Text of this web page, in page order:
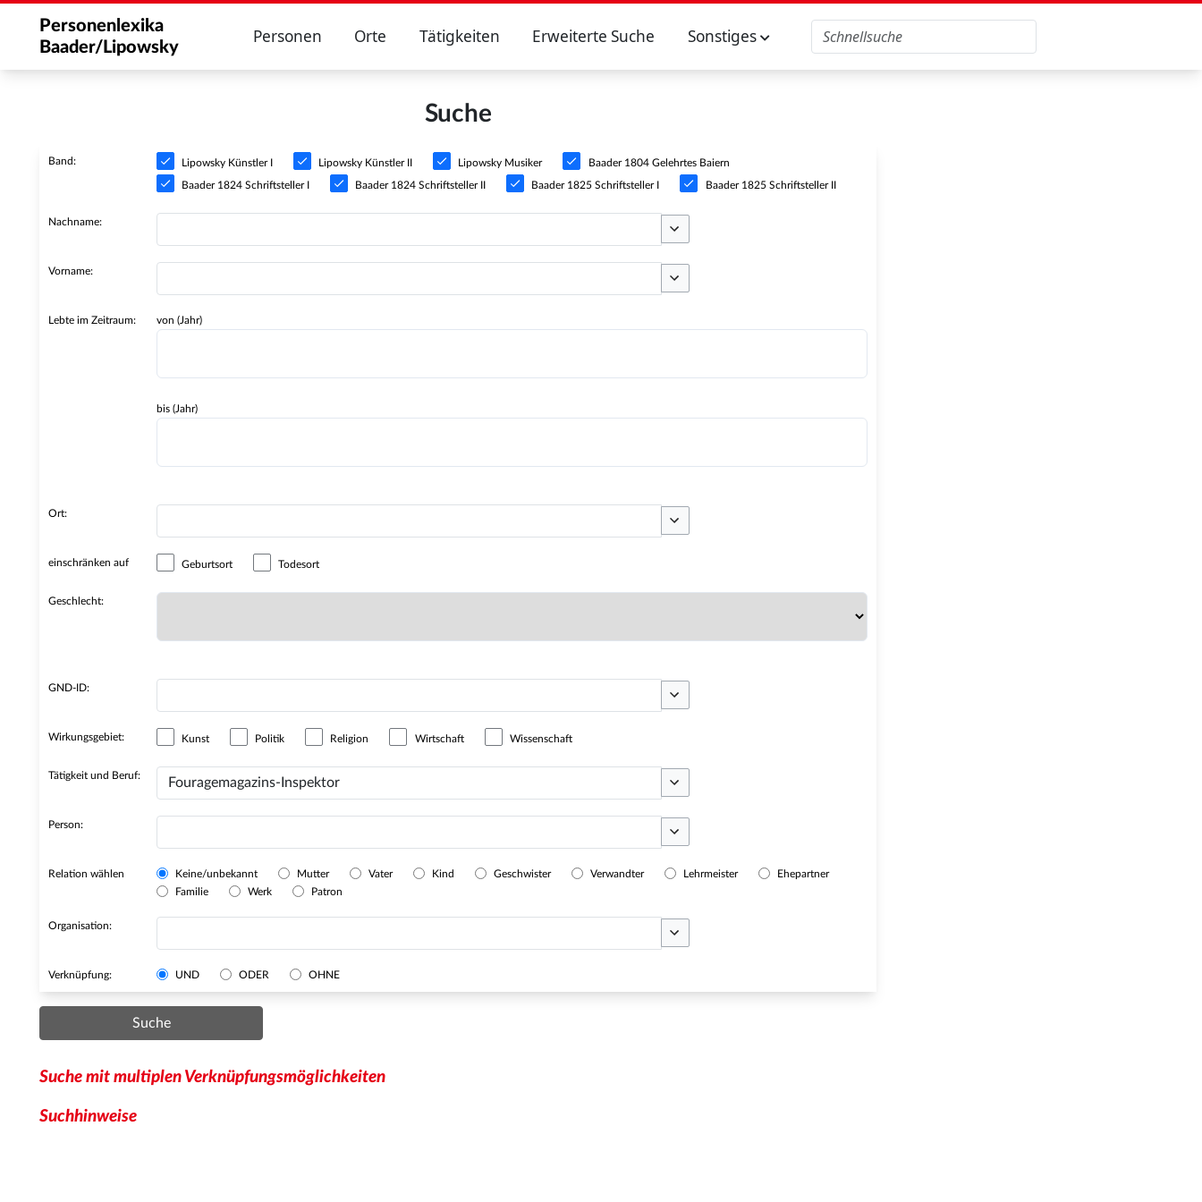
Personenlexika
Baader/Lipowsky
Personen Orte Tätigkeiten Erweiterte Suche Sonstiges
Suche
Band: Lipowsky Künstler I Lipowsky Künstler II Lipowsky Musiker Baader 1804 Gelehrtes Baiern
Baader 1824 Schriftsteller I Baader 1824 Schriftsteller II Baader 1825 Schriftsteller I Baader 1825 Schriftsteller II
Nachname:
Optionen umschalten
Vorname:
Optionen umschalten
Lebte im Zeitraum: von (Jahr)
bis (Jahr)
Ort:
Optionen umschalten
einschränken auf Geburtsort Todesort
Geschlecht:
GND-ID:
Optionen umschalten
Wirkungsgebiet: Kunst Politik Religion Wirtschaft Wissenschaft
Tätigkeit und Beruf:
Optionen umschalten
Person:
Optionen umschalten
Relation wählen Keine/unbekannt Mutter Vater Kind Geschwister Verwandter Lehrmeister
Ehepartner
Familie
Werk Patron
Organisation:
Optionen umschalten
Verknüpfung: UND ODER OHNE
Suche
Suche mit multiplen Verknüpfungsmöglichkeiten
Suchhinweise